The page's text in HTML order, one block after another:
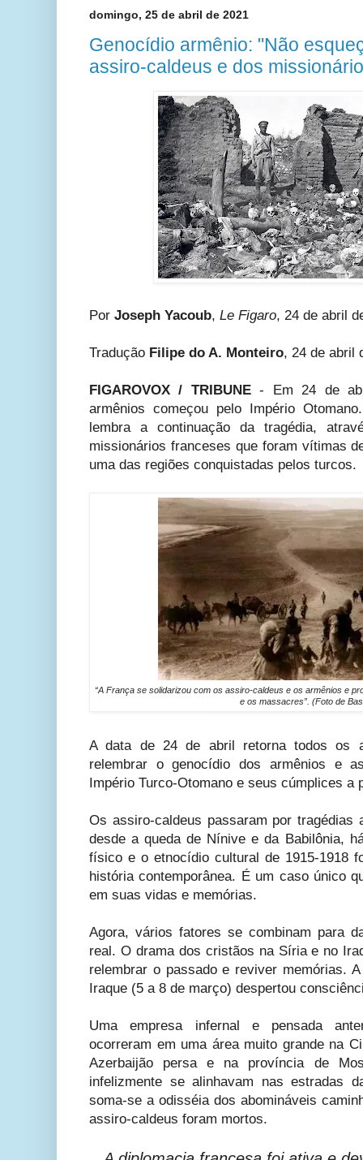
domingo, 25 de abril de 2021
Genocídio armênio: "Não
assiro-caldeus e dos
Por Joseph Yacoub, Le Figaro, 24 de abril
Tradução Filipe do A. Monteiro, 24 de abril
FIGAROVOX / TRIBUNE- Em 24 de
armênios começou pelo Império
lembra a continuação da tragédia,
missionários franceses que foram vítimas
uma das regiões conquistadas pelos turcos.
“A França se solidarizou com os assiro-caldeus e os armênios e
e os massacres”. (Foto de
A data de 24 de abril retorna todos os
relembrar o genocídio dos armênios e
Império Turco-Otomano e seus cúmplices a
Os assiro-caldeus passaram por tragédias
desde a queda de Nínive e da Babilônia,
físico e o etnocídio cultural de 1915-1918
história contemporânea. É um caso único
em suas vidas e memórias.
Agora, vários fatores se combinam para
real. O drama dos cristãos na Síria e no
relembrar o passado e reviver memórias.
Iraque (5 a 8 de março) despertou
Uma empresa infernal e pensada
ocorreram em uma área muito grande na
Azerbaijão persa e na província de
infelizmente se alinhavam nas estradas
soma-se a odisséia dos abomináveis
assiro-caldeus foram mortos.